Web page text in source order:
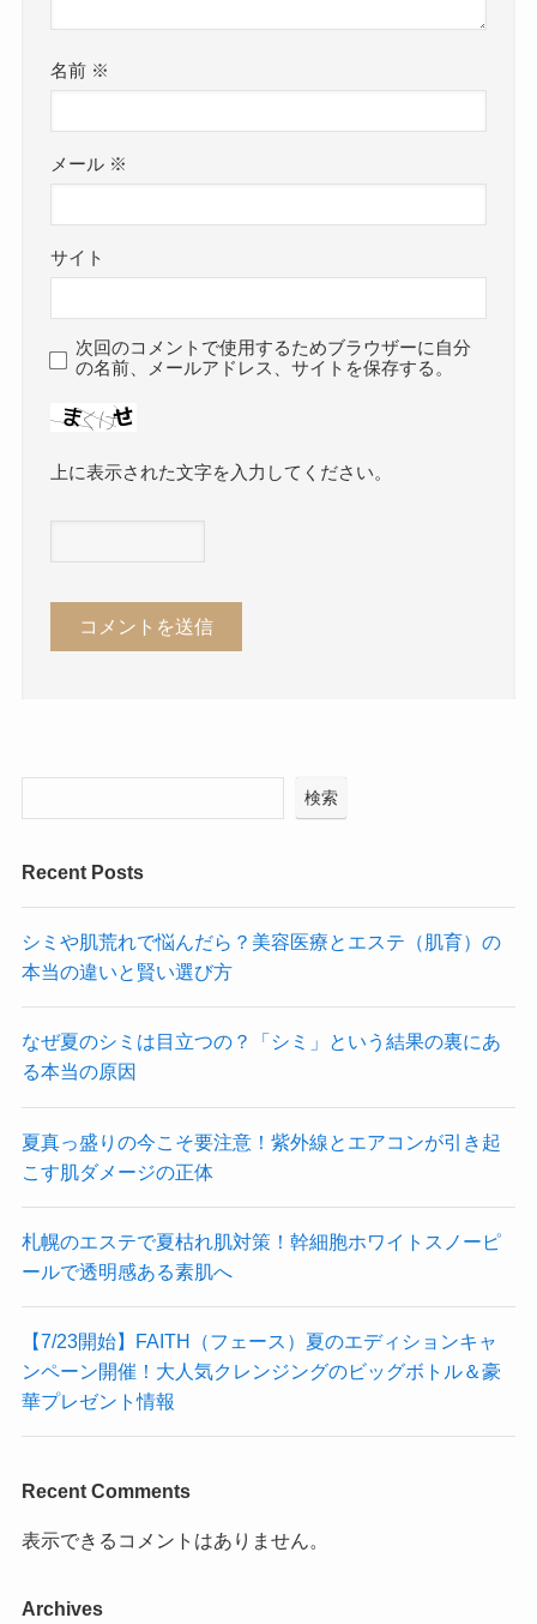
名前 ※
メール ※
サイト
次回のコメントで使用するためブラウザーに自分
の名前、メールアドレス、サイトを保存する。
上に表示された文字を入力してください。
検索
Recent Posts
シミや肌荒れで悩んだら？美容医療とエステ（肌育）の
本当の違いと賢い選び方
なぜ夏のシミは目立つの？「シミ」という結果の裏にあ
る本当の原因
夏真っ盛りの今こそ要注意！紫外線とエアコンが引き起
こす肌ダメージの正体
札幌のエステで夏枯れ肌対策！幹細胞ホワイトスノーピ
ールで透明感ある素肌へ
【7/23開始】FAITH（フェース）夏のエディションキャ
ンペーン開催！大人気クレンジングのビッグボトル＆豪
華プレゼント情報
Recent Comments
表示できるコメントはありません。
Archives